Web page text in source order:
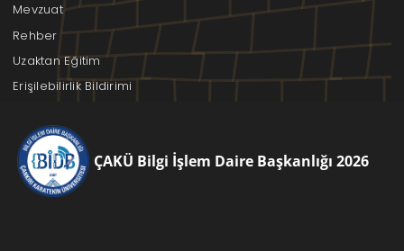
Mevzuat
Rehber
Uzaktan Eğitim
Erişilebilirlik Bildirimi
ÇAKÜ Bilgi İşlem Daire Başkanlığı 2026